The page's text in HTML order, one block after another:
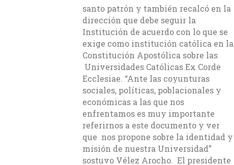
santo patrón y también recalcó en la
dirección que debe seguir la
Institución de acuerdo con lo que se
exige como institución católica en la
Constitución Apostólica sobre las
Universidades Católicas Ex Corde
Ecclesiae. “Ante las coyunturas
sociales, políticas, poblacionales y
económicas a las que nos
enfrentamos es muy importante
referirnos a este documento y ver
que nos propone sobre la identidad y
misión de nuestra Universidad”
sostuvo Vélez Arocho. El presidente